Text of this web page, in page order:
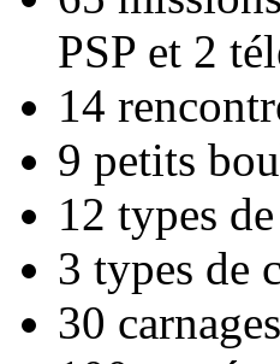
PSP et 2
14
9 petits
12 types
3 types de
30 carnages